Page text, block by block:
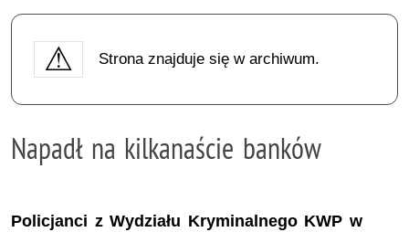
Strona znajduje się w archiwum.
Napadł na kilkanaście banków
Policjanci z Wydziału Kryminalnego KWP w